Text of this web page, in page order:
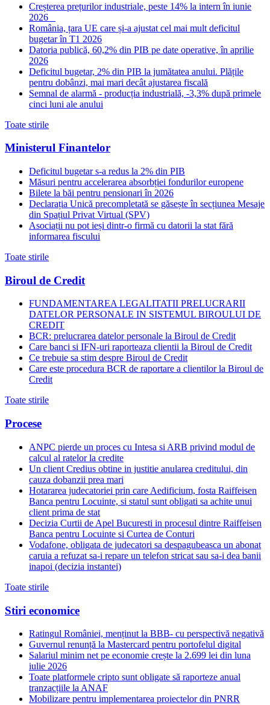
Creșterea prețurilor industriale, peste 14% la intern în iunie
2026
România, țara UE care și-a ajustat cel mai mult deficitul
bugetar în T1 2026
Datoria publică, 60,2% din PIB pe date operative, în aprilie
2026
Deficitul bugetar, 2% din PIB la jumătatea anului. Plățile
pentru dobânzi, mai mari decât ajustarea fiscală
Semnal de alarmă - producția industrială, -3,3% după primele
cinci luni ale anului
Toate stirile
Ministerul Finantelor
Deficitul bugetar s-a redus la 2% din PIB
Măsuri pentru accelerarea absorbției fondurilor europene
Bilete la băi pentru pensionari în 2026
Declarația Unică precompletată se găsește în secțiunea Mesaje
din Spațiul Privat Virtual (SPV)
Asociații nu pot ieși dintr-o firmă cu datorii la stat fără
informarea fiscului
Toate stirile
Biroul de Credit
FUNDAMENTAREA LEGALITATII PRELUCRARII
DATELOR PERSONALE IN SISTEMUL BIROULUI DE
CREDIT
BCR: prelucrarea datelor personale la Biroul de Credit
Care banci si IFN-uri raporteaza clientii la Biroul de Credit
Ce trebuie sa stim despre Biroul de Credit
Care este procedura BCR de raportare a clientilor la Biroul de
Credit
Toate stirile
Procese
ANPC pierde un proces cu Intesa si ARB privind modul de
calcul al ratelor la credite
Un client Credius obtine in justitie anularea creditului, din
cauza dobanzii prea mari
Hotararea judecatoriei prin care Aedificium, fosta Raiffeisen
Banca pentru Locuinte, si statul sunt obligati sa achite unui
client prima de stat
Decizia Curtii de Apel Bucuresti in procesul dintre Raiffeisen
Banca pentru Locuinte si Curtea de Conturi
Vodafone, obligata de judecatori sa despagubeasca un abonat
caruia a refuzat sa-i repare un telefon stricat sau sa-i dea banii
inapoi (decizia instantei)
Toate stirile
Stiri economice
Ratingul României, menținut la BBB- cu perspectivă negativă
Guvernul renunță la Mastercard pentru portofelul digital
Salariul minim net pe economie crește la 2.699 lei din luna
iulie 2026
Toate platformele cripto sunt obligate să raporteze anual
tranzacțiile la ANAF
Mobilizare pentru implementarea proiectelor din PNRR